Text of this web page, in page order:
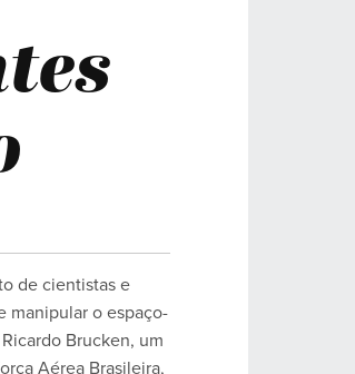
de cientistas e
manipular o espaço-
Brucken, um
Aérea Brasileira,